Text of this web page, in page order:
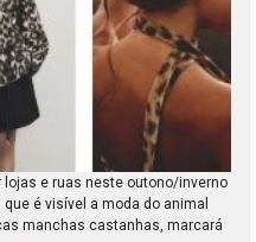
lojas e ruas neste outono/inverno
é visível a moda do animal
manchas castanhas, marcará